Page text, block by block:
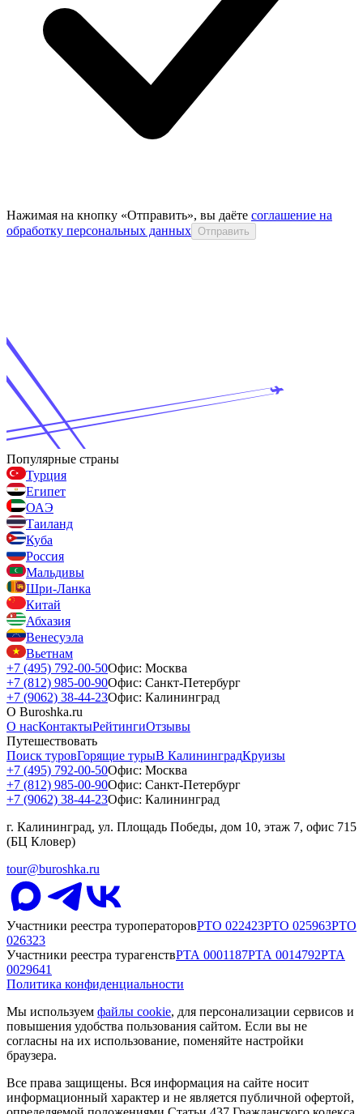
Нажимая на кнопку «Отправить», вы даёте соглашение на
обработку персональных данных Отправить
Популярные страны
Турция
Египет
ОАЭ
Таиланд
Куба
Россия
Мальдивы
Шри-Ланка
Китай
Абхазия
Венесуэла
Вьетнам
+7 (495) 792-00-50Офис: Москва
+7 (812) 985-00-90Офис: Санкт-Петербург
+7 (9062) 38-44-23Офис: Калининград
О Buroshka.ru
О насКонтактыРейтингиОтзывы
Путешествовать
Поиск туровГорящие турыВ КалининградКруизы
+7 (495) 792-00-50Офис: Москва
+7 (812) 985-00-90Офис: Санкт-Петербург
+7 (9062) 38-44-23Офис: Калининград
г. Калининград, ул. Площадь Победы, дом 10, этаж 7, офис 715
(БЦ Кловер)
tour@buroshka.ru
Участники реестра туроператоровРТО 022423РТО 025963РТО
026323
Участники реестра турагенствРТА 0001187РТА 0014792РТА
0029641
Политика конфиденциальности
Мы используем файлы cookie, для персонализации сервисов и
повышения удобства пользования сайтом. Если вы не
согласны на их использование, поменяйте настройки
браузера.
Все права защищены. Вся информация на сайте носит
информационный характер и не является публичной офертой,